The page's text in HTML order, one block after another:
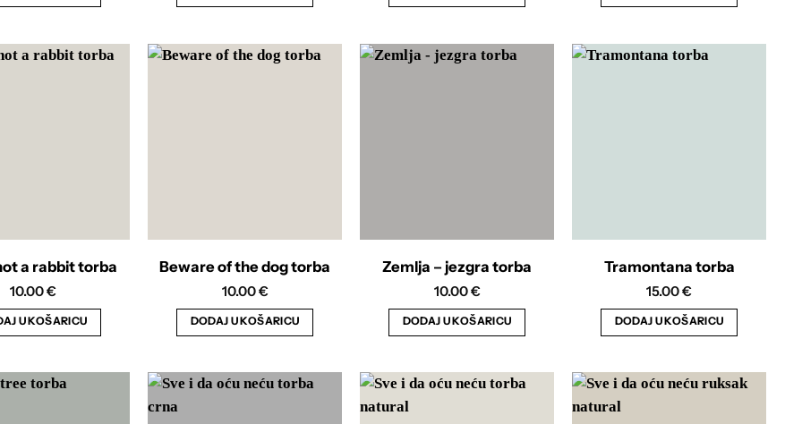
a rabbit torba
10.00€
U KOŠARICU
Beware of the dog torba
10.00€
DODAJ U KOŠARICU
Zemlja – jezgra torba
10.00€
DODAJ U KOŠARICU
Tramontana torba
15.00€
DODAJ U KOŠARICU